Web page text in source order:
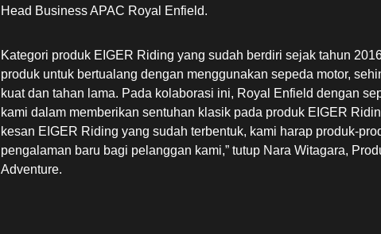
Head Business APAC Royal Enfield.
Kategori produk EIGER Riding yang sudah berdiri sejak tahun
produk untuk bertualang dengan menggunakan sepeda motor,
kuat dan tahan lama. Pada kolaborasi ini, Royal Enfield dengan
kami dalam memberikan sentuhan klasik pada produk EIGER
kesan EIGER Riding yang sudah terbentuk, kami harap produk-
pengalaman baru bagi pelanggan kami,” tutup Nara Witagara,
Adventure.